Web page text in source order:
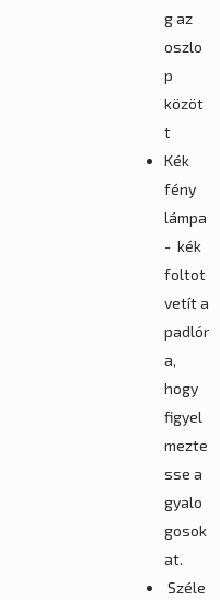
g az
oszlo
p
közöt
t
Kék
fény
lámpa
- kék
foltot
vetít a
padlór
a,
hogy
figyel
mezte
sse a
gyalo
gosok
at.
Széle